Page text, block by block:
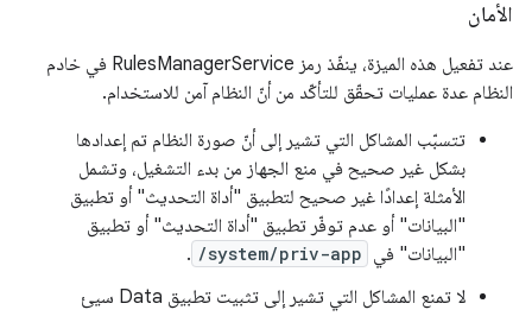
الأمان
عند تفعيل هذه الميزة، ينفّذ رمز RulesManagerService في خادم
النظام عدة عمليات تحقّق للتأكّد من أنّ النظام آمن للاستخدام.
تتسبّب المشاكل التي تشير إلى أنّ صورة النظام تم إعدادها
بشكل غير صحيح في منع الجهاز من بدء التشغيل، وتشمل
الأمثلة إعدادًا غير صحيح لتطبيق "أداة التحديث" أو تطبيق
"البيانات" أو عدم توفّر تطبيق "أداة التحديث" أو تطبيق
"البيانات" في /system/priv-app
.
لا تمنع المشاكل التي تشير إلى تثبيت تطبيق Data سيئ